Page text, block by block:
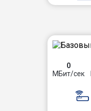
0
МБит/сек